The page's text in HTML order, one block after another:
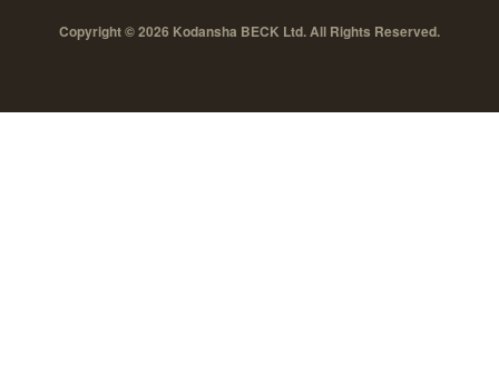
Copyright © 2026 Kodansha BECK Ltd. All Rights Reserved.